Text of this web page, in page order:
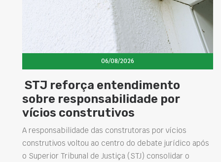
após
Concretos aditivados e
elevam desempenho das
estruturas e impulsionam
soluções na construção
Projetar estruturas mais duráveis, reduzir
intervenções de manutenção e melhorar o